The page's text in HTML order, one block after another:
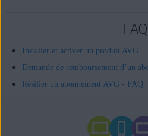
FAQ
Installer et activer un produit AVG
Demande de remboursement d’un
Résilier un abonnement AVG - FAQ